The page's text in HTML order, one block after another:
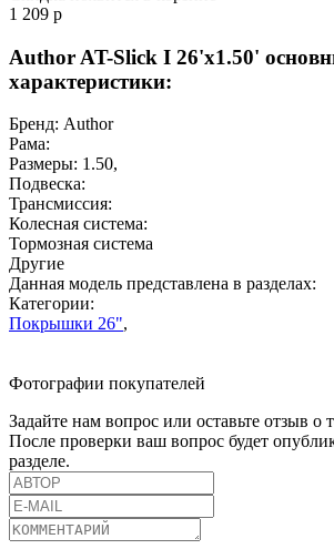
1 209 р
Author AT-Slick I 26'x1.50'
характеристики:
Бренд: Author
Рама:
Размеры: 1.50,
Подвеска:
Трансмиссия:
Колесная система:
Тормозная система
Другие
Данная модель представлена в разделах:
Категории:
Покрышки 26",
Фотографии покупателей
Задайте нам вопрос или оставьте отзыв о
После проверки ваш вопрос будет
разделе.